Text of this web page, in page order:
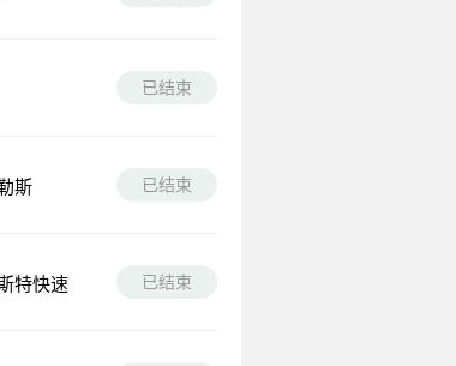
已结束
斯 已结束
特快速 已结束